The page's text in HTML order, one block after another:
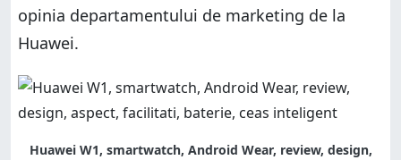
opinia departamentului de marketing de la
Huawei.
Huawei W1, smartwatch, Android Wear, review, design,